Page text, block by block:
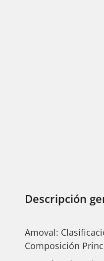
Descripción
Amoval:
Composición